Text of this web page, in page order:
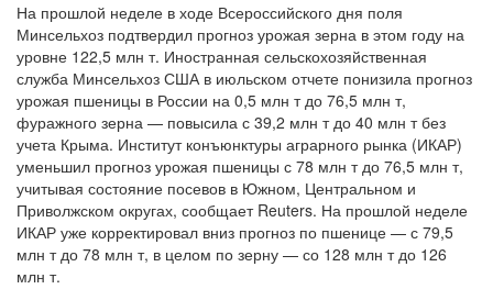
На прошлой неделе в ходе Всероссийского дня поля
Минсельхоз подтвердил прогноз урожая зерна в этом году на
уровне 122,5 млн т. Иностранная сельскохозяйственная
служба Минсельхоз США в июльском отчете понизила прогноз
урожая пшеницы в России на 0,5 млн т до 76,5 млн т,
фуражного зерна — повысила с 39,2 млн т до 40 млн т без
учета Крыма. Институт конъюнктуры аграрного рынка (ИКАР)
уменьшил прогноз урожая пшеницы с 78 млн т до 76,5 млн т,
учитывая состояние посевов в Южном, Центральном и
Приволжском округах, сообщает Reuters. На прошлой неделе
ИКАР уже корректировал вниз прогноз по пшенице — с 79,5
млн т до 78 млн т, в целом по зерну — со 128 млн т до 126
млн т.